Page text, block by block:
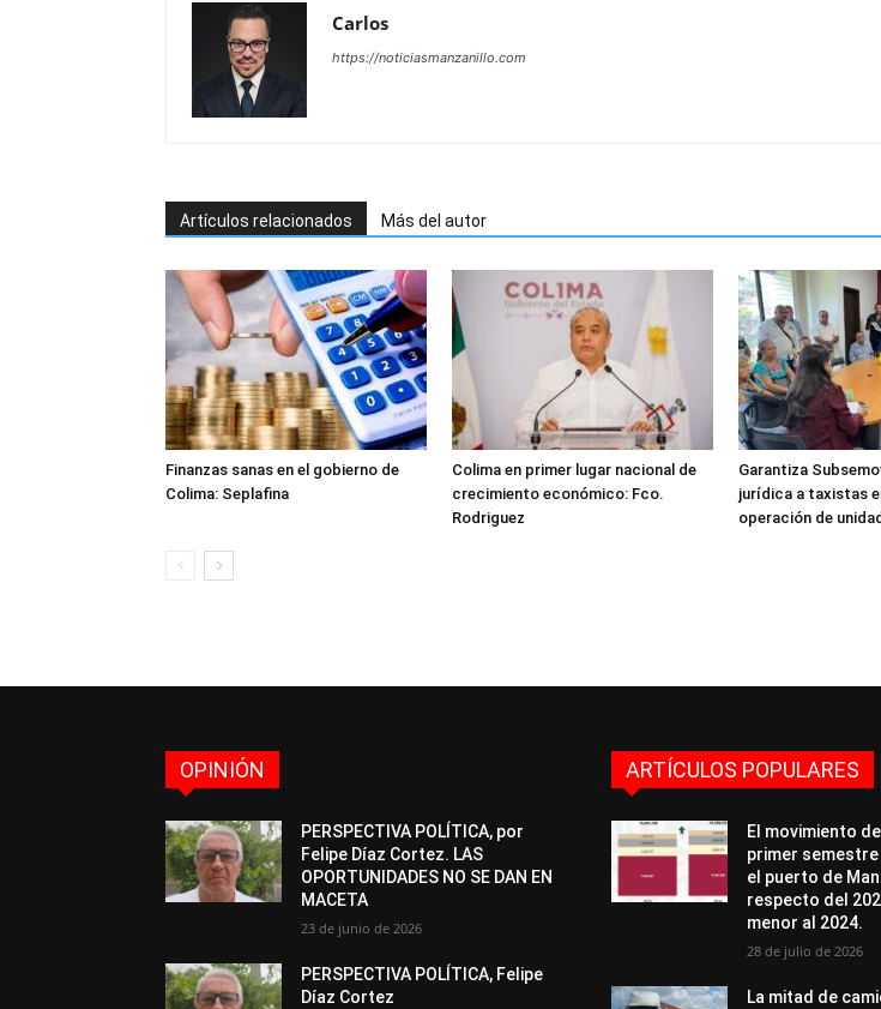
Carlos
https://noticiasmanzanillo.com
Artículos relacionados Más del autor
Finanzas sanas en el gobierno de
Colima: Seplafina
Colima en primer lugar nacional de
crecimiento económico: Fco.
Rodriguez
Garantiza
jurídica a taxistas
operación de
OPINIÓN
PERSPECTIVA POLÍTICA, por
Felipe Díaz Cortez. LAS
OPORTUNIDADES NO SE DAN EN
MACETA
23 de junio de 2026
PERSPECTIVA POLÍTICA, Felipe
Díaz Cortez
ARTÍCULOS POPULARES
El movimiento
primer semestre
el puerto de
respecto del
menor al 2024.
28 de julio de 2026
La mitad de